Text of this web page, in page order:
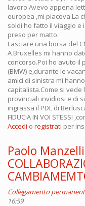
lavoro.Avevo appena
europea ,mi piaceva.La
soldi ho fatto il viaggio e
preso per matto.
Lasciare una borsa del
A Bruxelles mi hanno
concorso.Poi ho avuto il
(BMW) e,durante le
amici di sinistra mi
capitalista.Come si
provinciali invidiosi e di
ingrassa il PDL di
FIDUCIA IN VOI STESSI
Accedi o registrati per
Paolo Manzelli
Collegamento
16:59